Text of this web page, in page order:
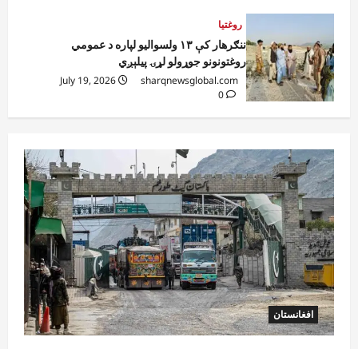
روغتیا
ننګرهار کې ۱۳ ولسوالیو لپاره د عمومي
روغتونونو جوړولو لړۍ پیلېږي
sharqnewsglobal.com
0
افغانستان